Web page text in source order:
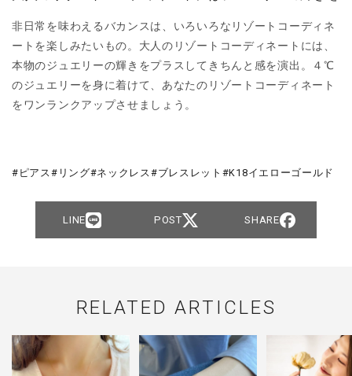
非日常を味わえるバカンスは、いろいろなリゾートコーディネ
ートを楽しみたいもの。大人のリゾートコーディネートには、
本物のジュエリーの輝きをプラスしてきちんと感を演出。４℃
のジュエリーを身に着けて、あなたのリゾートコーディネート
をワンランクアップさせましょう。
ピアス リング ネックレス ブレスレット K18イエローゴールド
LINE POST SHARE
RELATED ARTICLES